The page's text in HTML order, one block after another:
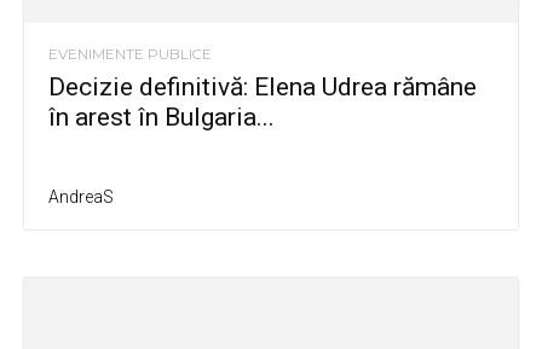
EVENIMENTE PUBLICE
Decizie definitivă: Elena Udrea rămâne
în arest în Bulgaria...
AndreaS